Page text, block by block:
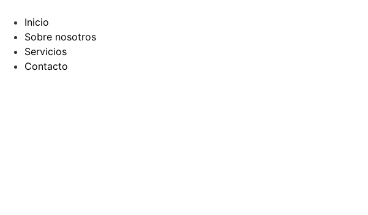
contenido
Inicio
Sobre nosotros
Servicios
Contacto